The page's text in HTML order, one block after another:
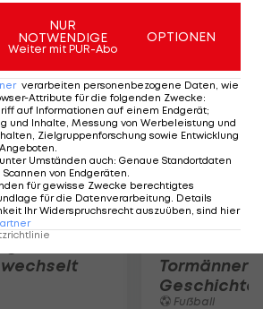
Thema
ÖVV-
Tormänner
Geschichte
Fußball
NUR
NOTWENDIGE
Weiter mit PUR-Abo
OPTIONEN
verarbeiten personenbezogene Daten, wie
Attribute für die folgenden Zwecke:
auf Informationen auf einem Endgerät;
und Inhalte, Messung von Werbeleistung und
Zielgruppenforschung sowie Entwicklung
.
Umständen auch: Genaue Standortdaten
von Endgeräten.
für gewisse Zwecke berechtigtes
für die Datenverarbeitung. Details
Ihr Widerspruchsrecht auszuüben, sind hier